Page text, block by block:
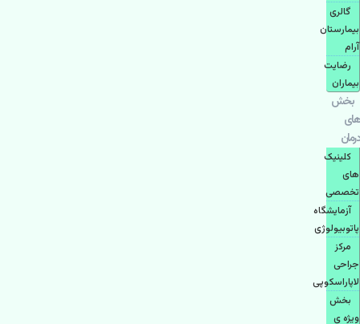
گالری
بیمارستان
آرام
رضایت
بیماران
بخش
های
درمان
کلینیک
های
تخصصی
آزمایشگاه
پاتوبیولوژی
مرکز
جراحی
لاپاراسکوپی
بخش
ویژه ی